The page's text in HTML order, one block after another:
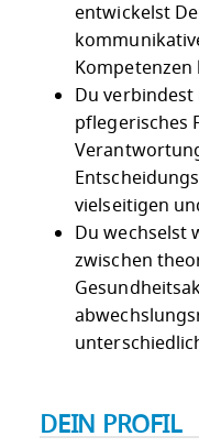
entwickelst
Du
pflegerisches
vielseitigen
Du wechselst
zwischen
DEIN PROFIL